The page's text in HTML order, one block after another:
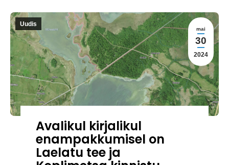
mai
30
2024
Uudis
Avalikul kirjalikul
enampakkumisel on
Laelatu tee ja